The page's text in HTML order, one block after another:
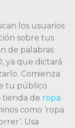
los usuarios
sobre tus
de palabras
ya que dictará
Comienza
tu público
tienda de ropa
como ‘ropa
Usa